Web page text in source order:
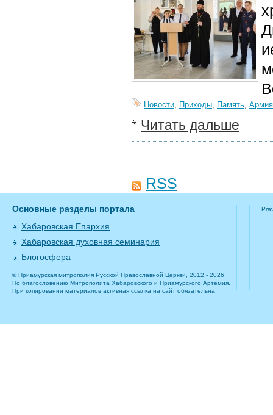
Новости, Приходы, Память, Армия
Читать дальше
RSS
Основные разделы портала
Хабаровская Епархия
Хабаровская духовная семинария
Блогосфера
© Приамурская митрополия Русской Православной Церкви, 2012 - 2026
По благословению Митрополита Хабаровского и Приамурского Артемия.
При копировании материалов активная ссылка на сайт обязательна.